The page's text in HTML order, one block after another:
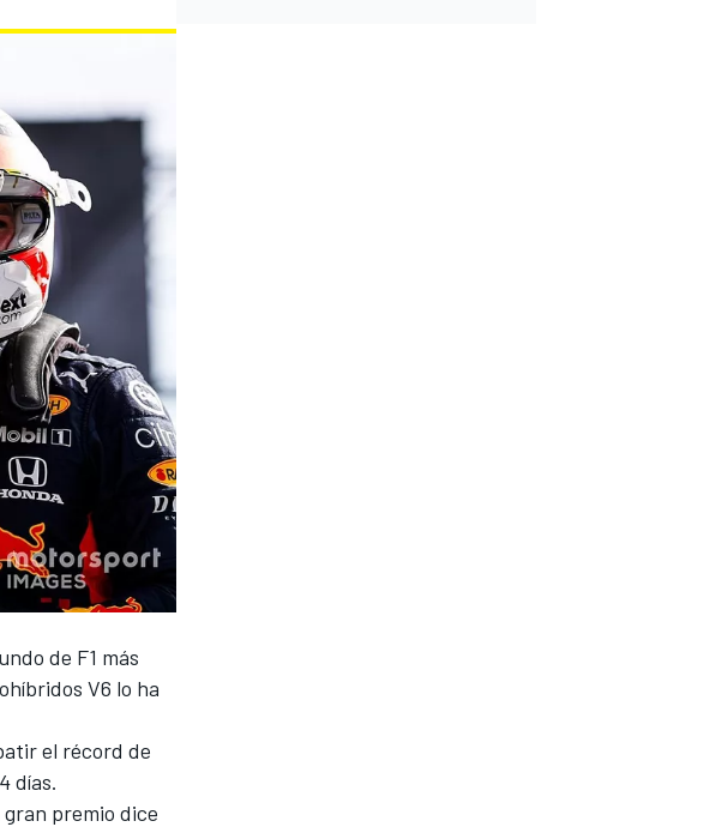
de F1 más
V6 lo ha
el récord de
días.
premio dice